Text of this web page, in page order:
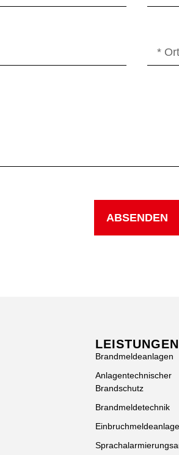
ABSENDEN
LEISTUNGEN
Brandmeldeanlagen
Anlagentechnischer
Brandschutz
Brandmeldetechnik